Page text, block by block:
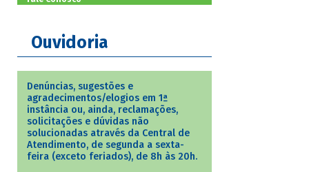
Ouvidoria
Denúncias, sugestões e
agradecimentos/elogios em 1ª
instância ou, ainda, reclamações,
solicitações e dúvidas não
solucionadas através da Central de
Atendimento, de segunda a sexta-
feira (exceto feriados), de 8h às 20h.